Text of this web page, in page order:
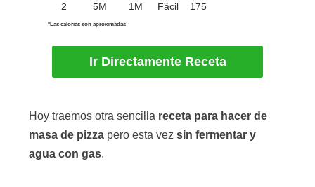
2 5M 1M Fácil 175
*Las calorías son aproximadas
Ir Directamente Receta
Hoy traemos otra sencilla receta para hacer de
masa de pizza pero esta vez sin fermentar y
agua con gas.